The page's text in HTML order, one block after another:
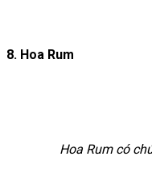
8. Hoa Rum
Hoa Rum có